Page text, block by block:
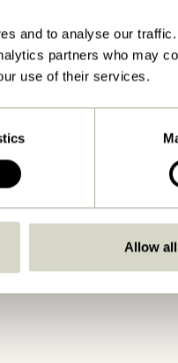
and to analyse our
partners who may
use of their services.
Allow all